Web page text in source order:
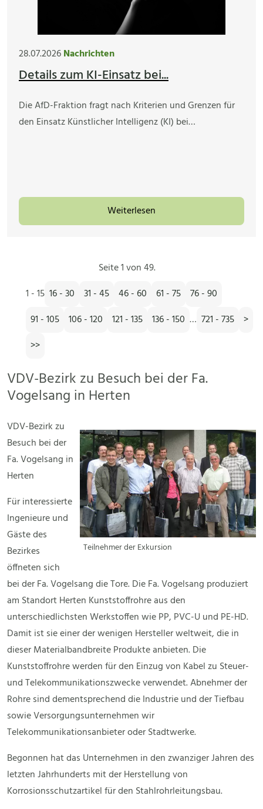
28.07.2026Nachrichten
Details zum KI-Einsatz bei...
Die AfD-Fraktion fragt nach Kriterien und Grenzen für
den Einsatz Künstlicher Intelligenz (KI) bei…
Weiterlesen
Seite 1 von 49.
1 - 15 16 - 30 31 - 45 46 - 60 61 - 75
76 - 90
91 - 105
106 - 120 121 - 135 136 - 150 … 721 - 735
>
>>
VDV-Bezirk zu Besuch bei der Fa.
Vogelsang in Herten
Teilnehmer der Exkursion
VDV-Bezirk zu
Besuch bei der
Fa. Vogelsang in
Herten
Für interessierte
Ingenieure und
Gäste des
Bezirkes
öffneten sich
bei der Fa. Vogelsang die Tore. Die Fa. Vogelsang produziert
am Standort Herten Kunststoffrohre aus den
unterschiedlichsten Werkstoffen wie PP, PVC-U und PE-HD.
Damit ist sie einer der wenigen Hersteller weltweit, die in
dieser Materialbandbreite Produkte anbieten. Die
Kunststoffrohre werden für den Einzug von Kabel zu Steuer-
und Telekommunikationszwecke verwendet. Abnehmer der
Rohre sind dementsprechend die Industrie und der Tiefbau
sowie Versorgungsunternehmen wir
Telekommunikationsanbieter oder Stadtwerke.
Begonnen hat das Unternehmen in den zwanziger Jahren des
letzten Jahrhunderts mit der Herstellung von
Korrosionsschutzartikel für den Stahlrohrleitungsbau.